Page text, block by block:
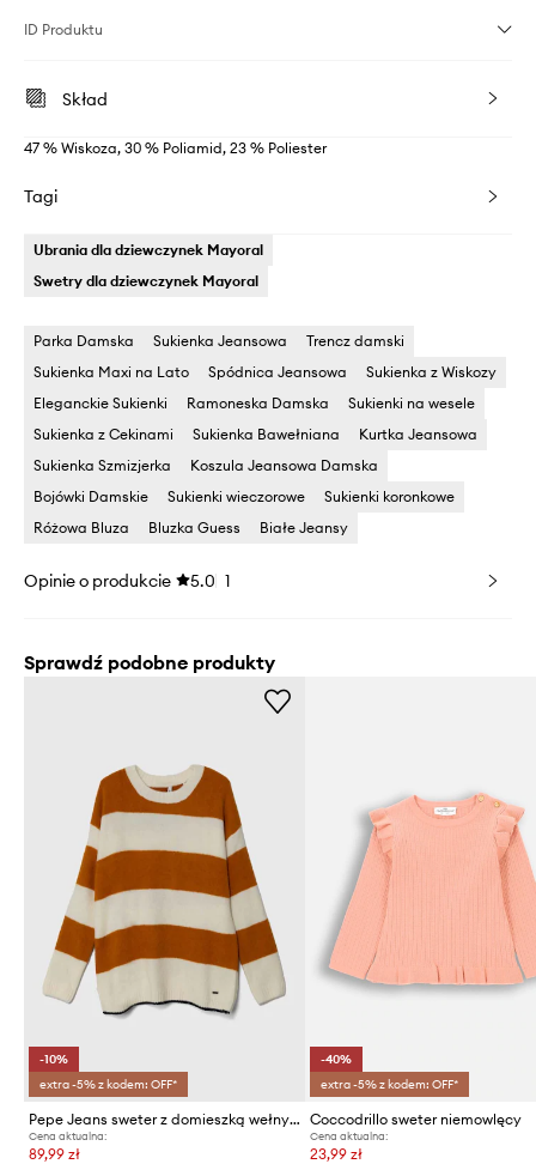
ID Produktu
Skład
47 % Wiskoza, 30 % Poliamid, 23 % Poliester
Tagi
Ubrania dla dziewczynek Mayoral
Swetry dla dziewczynek Mayoral
Parka Damska Sukienka Jeansowa
Trencz damski
Sukienka Maxi na Lato
Spódnica Jeansowa
Sukienka z Wiskozy
Eleganckie Sukienki
Ramoneska Damska
Sukienki na wesele
Sukienka z Cekinami
Sukienka Bawełniana
Kurtka Jeansowa
Sukienka Szmizjerka
Koszula Jeansowa Damska
Bojówki Damskie
Sukienki wieczorowe
Sukienki koronkowe
Różowa Bluza
Bluzka Guess Białe Jeansy
Opinie o produkcie 5.0 1
Sprawdź podobne produkty
-10%
extra -5% z kodem: OFF*
Pepe Jeans sweter z domieszką wełny dziecięcy
Cena aktualna:
89,99 zł
-40%
extra -5% z kodem: OFF*
Coccodrillo sweter niemowlęcy
Cena aktualna:
23,99 zł